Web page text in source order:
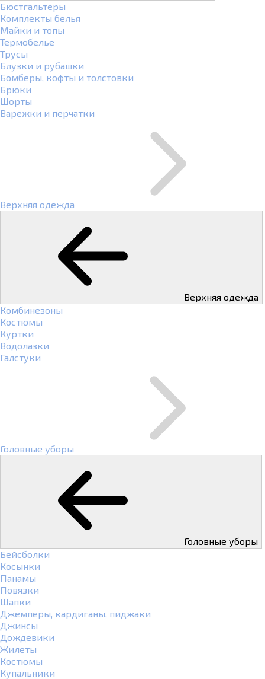
Бюстгальтеры
Комплекты белья
Майки и топы
Термобелье
Трусы
Блузки и рубашки
Бомберы, кофты и толстовки
Брюки
Шорты
Варежки и перчатки
Верхняя одежда
Верхняя одежда
Комбинезоны
Костюмы
Куртки
Водолазки
Галстуки
Головные уборы
Головные уборы
Бейсболки
Косынки
Панамы
Повязки
Шапки
Джемперы, кардиганы, пиджаки
Джинсы
Дождевики
Жилеты
Костюмы
Купальники